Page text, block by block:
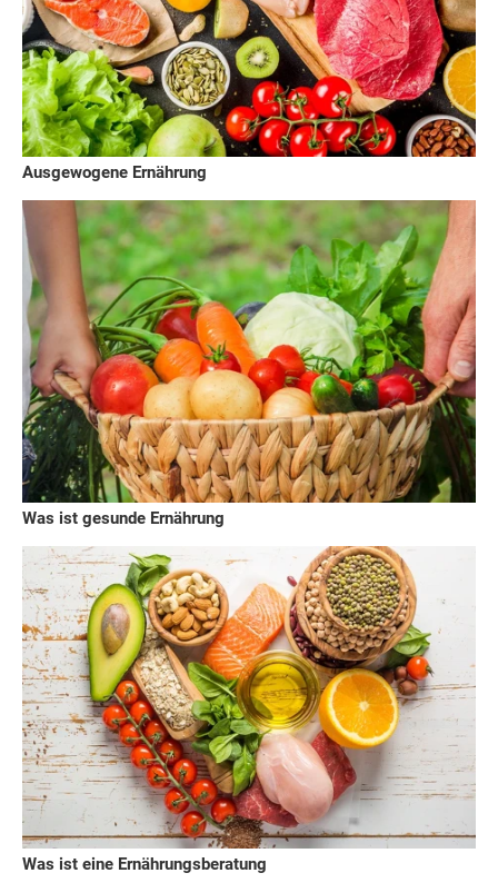
Ausgewogene Ernährung
Was ist gesunde Ernährung
Was ist eine Ernährungsberatung